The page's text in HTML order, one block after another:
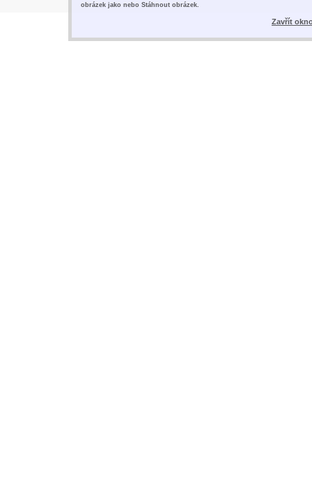
obrázek jako nebo Stáhnout obrázek.
Zavřít